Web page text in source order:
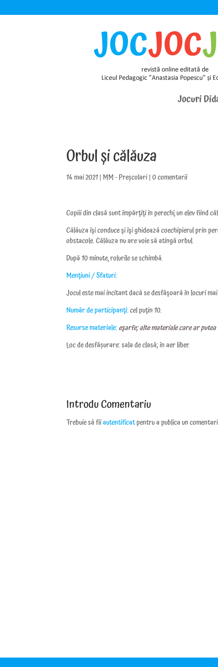
Jocuri
Orbul și călăuza
14 mai 2021| MM - Preșcolari|0 comentarii
Copiii din clasă sunt împărţiţi în perechi, un elev fiind
Călăuza îşi conduce şi îşi ghidează coechipierul prin
obstacole. Călăuza nu are voie să atingă orbul.
După 10 minute, rolurile se schimbă.
Menţiuni / Sfaturi:
Jocul este mai incitant dacă se desfăşoară în locuri
Număr de participanţi:cel puţin 10.
Resurse materiale:eşarfe; alte materiale care ar
Loc de desfășurare: sala de clasă; în aer liber.
Introdu Comentariu
Trebuie să fiiautentificatpentru a publica un